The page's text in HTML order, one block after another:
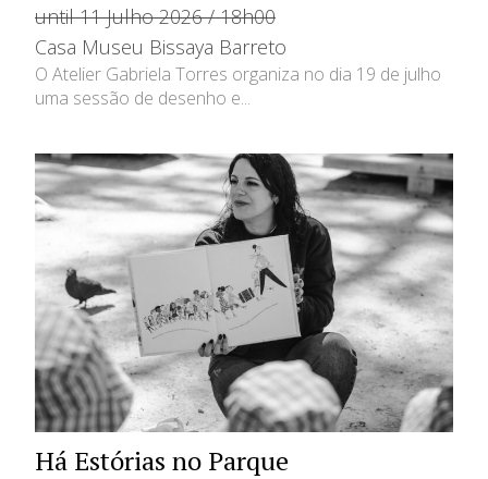
until 11 Julho 2026 / 18h00
Casa Museu Bissaya Barreto
O Atelier Gabriela Torres organiza no dia 19 de julho
uma sessão de desenho e...
Há Estórias no Parque